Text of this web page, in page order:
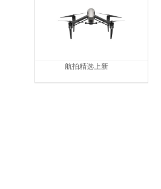
航拍精选上新